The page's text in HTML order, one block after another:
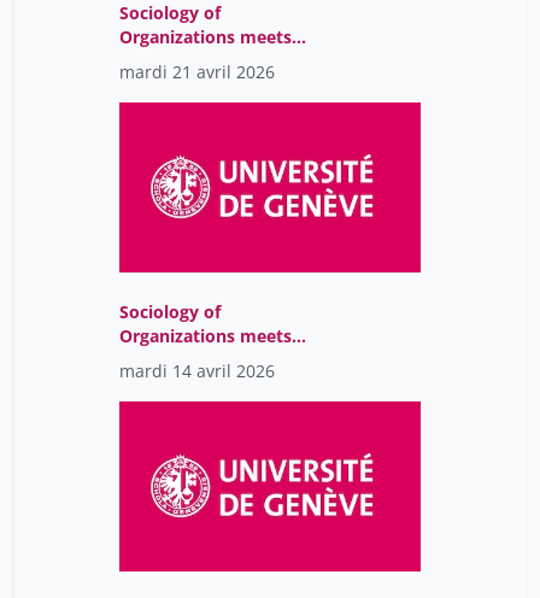
Sociology of
Organizations meets
Sustainability Issues
mardi 21 avril 2026
Sociology of
Organizations meets
Sustainability Issues
mardi 14 avril 2026